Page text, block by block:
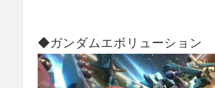
◆ガンダムエボリューション